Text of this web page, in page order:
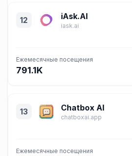
12 iAsk.AI
iask.ai
Ежемесячные посещения
791.1K
13 Chatbox AI
chatboxai.app
Ежемесячные посещения